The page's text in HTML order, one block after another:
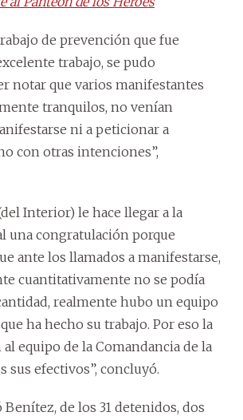
de prevención que fue
trabajo, se pudo
notar que varios manifestantes
tranquilos, no venían
ni a peticionar a
con otras intenciones”,
Interior) le hace llegar a la
una congratulación porque
ante los llamados a manifestarse,
cuantitativamente no se podía
realmente hubo un equipo
ha hecho su trabajo. Por eso la
equipo de la Comandancia de la
sus efectivos”, concluyó.
de los 31 detenidos, dos